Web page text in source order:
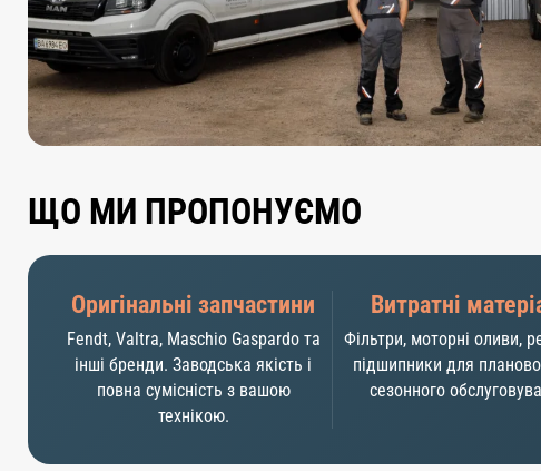
ЩО МИ ПРОПОНУЄМО
Оригінальні запчастини
Fendt, Valtra, Maschio Gaspardo та
інші бренди. Заводська якість і
повна сумісність з вашою
технікою.
Витратні
Фільтри, моторні оливи,
підшипники для
сезонного